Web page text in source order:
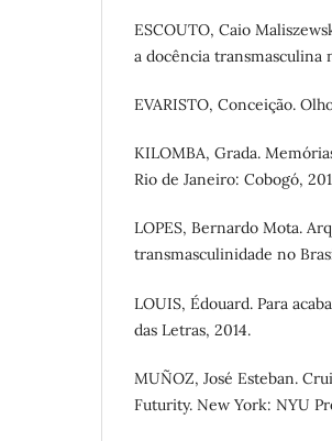
ESCOUTO, Caio
a docência transmasculina
EVARISTO, Conceição.
KILOMBA, Grada.
Rio de Janeiro: Cobogó,
LOPES, Bernardo Mota.
transmasculinidade no
LOUIS, Édouard. Para
das Letras, 2014.
MUÑOZ, José Esteban.
Futurity. New York: NYU